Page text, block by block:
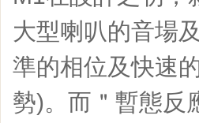
大型喇叭的音場
準的相位及快速
勢)。而＂暫態反